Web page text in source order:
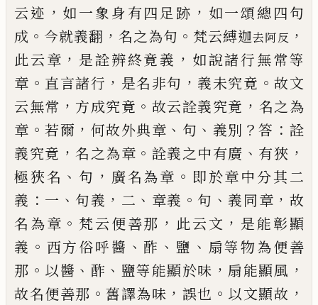
云迹 ， 如一象身有四足跡 ， 如一頌總四句
成 。 今就義翻 ，名之為句 。 梵云縛迦去阿反 ，
此云章 ， 是詮辨終竟義 ， 如說諸行無常等
章 。 直言諸行 ， 是名非句 ， 義未究竟 。故文
云無常 ， 方成究竟 。 故云詮義究竟 ， 名之為
章 。若爾 ， 何故外典章 、 句 、 義別 ？答 ： 詮
義究竟 ，名之為章 。 詮義之中有廣 、 有狹 ，
極狹名 、 句 ， 廣名為章 。 即於章中分其二
義 ： 一 、 句義 ， 二 、 章義 。 句 、 義同章 ， 故
名為章 。 梵云便善那 ， 此云文 ， 是能彰顯
義 。 西方俗呼醬 、 酢 、 鹽 、 扇等物為便善
那 。 以醬 、 酢 、 鹽等能顯於味 ， 扇能顯風 ，
故名便善那 。舊譯為味 ， 誤也 。 以文顯故 ，